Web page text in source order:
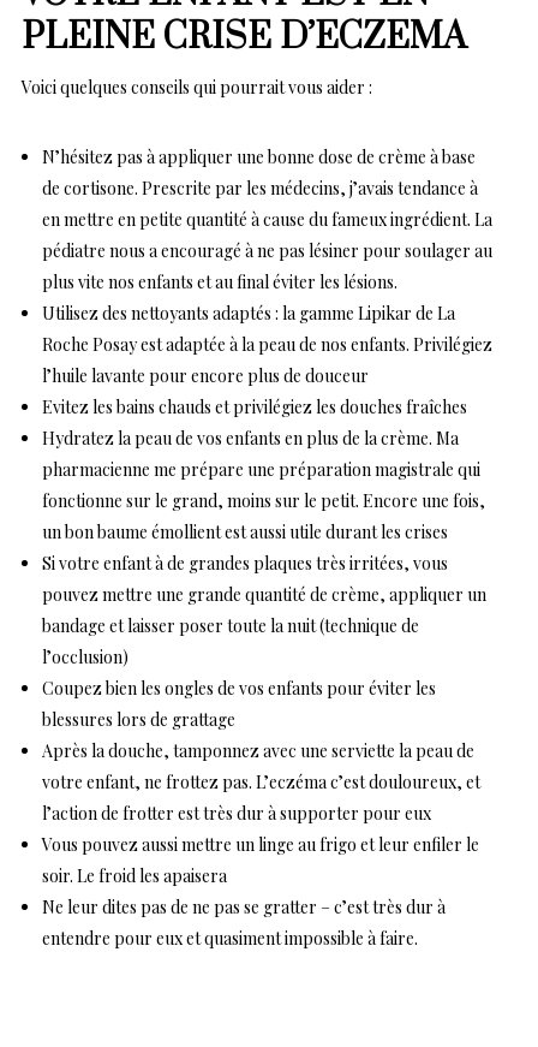
PLEINE CRISE D’ECZEMA
Voici quelques conseils qui pourrait vous aider :
N’hésitez pas à appliquer une bonne dose de crème à base
de cortisone. Prescrite par les médecins, j’avais tendance à
en mettre en petite quantité à cause du fameux ingrédient. La
pédiatre nous a encouragé à ne pas lésiner pour soulager au
plus vite nos enfants et au final éviter les lésions.
Utilisez des nettoyants adaptés : la gamme Lipikar de La
Roche Posay est adaptée à la peau de nos enfants. Privilégiez
l’huile lavante pour encore plus de douceur
Evitez les bains chauds et privilégiez les douches fraîches
Hydratez la peau de vos enfants en plus de la crème. Ma
pharmacienne me prépare une préparation magistrale qui
fonctionne sur le grand, moins sur le petit. Encore une fois,
un bon baume émollient est aussi utile durant les crises
Si votre enfant à de grandes plaques très irritées, vous
pouvez mettre une grande quantité de crème, appliquer un
bandage et laisser poser toute la nuit (technique de
l’occlusion)
Coupez bien les ongles de vos enfants pour éviter les
blessures lors de grattage
Après la douche, tamponnez avec une serviette la peau de
votre enfant, ne frottez pas. L’eczéma c’est douloureux, et
l’action de frotter est très dur à supporter pour eux
Vous pouvez aussi mettre un linge au frigo et leur enfiler le
soir. Le froid les apaisera
Ne leur dites pas de ne pas se gratter – c’est très dur à
entendre pour eux et quasiment impossible à faire.